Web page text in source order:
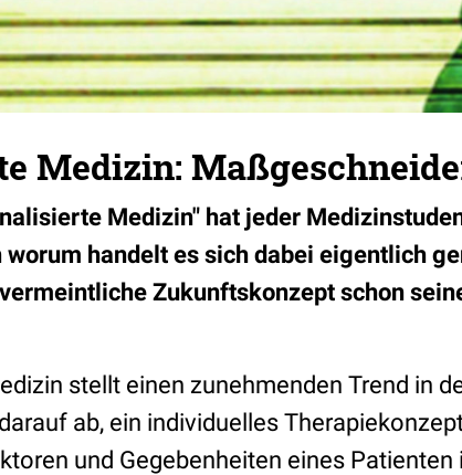
Medizin:
Medizin" hat jeder
handelt es sich dabei eigentlich
Zukunftskonzept schon
stellt einen zunehmenden Trend in
ab, ein individuelles
und Gegebenheiten eines Patienten